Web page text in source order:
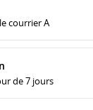
courrier A
de 7 jours